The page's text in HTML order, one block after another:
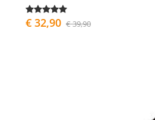
€ 32,90 € 39,90